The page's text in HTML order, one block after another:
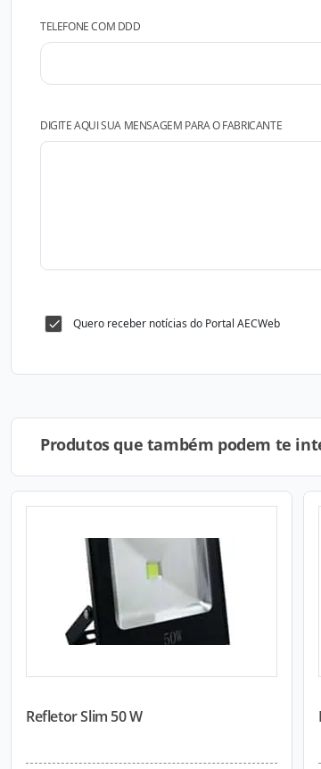
TELEFONE COM DDD
DIGITE AQUI SUA MENSAGEM PARA O FABRICANTE
Quero receber notícias do Portal AECWeb
Produtos que também podem te
Refletor Slim 50 W